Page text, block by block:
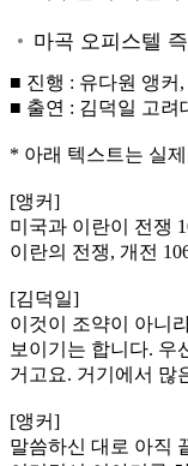
■ 진행 : 유다원 앵커,
■ 출연 : 김덕일 고려
* 아래 텍스트는 실
[앵커]
미국과 이란이 전쟁
이란의 전쟁, 개전
[김덕일]
이것이 조약이 아니
보이기는 합니다. 우
거고요. 거기에서 많
[앵커]
말씀하신 대로 아직